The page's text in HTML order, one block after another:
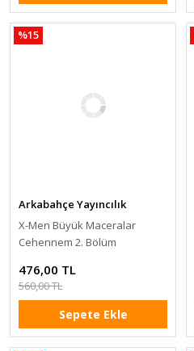
%15
Arkabahçe Yayıncılık
X-Men Büyük Maceralar
Cehennem 2. Bölüm
476,00 TL
560,00 TL
Sepete Ekle